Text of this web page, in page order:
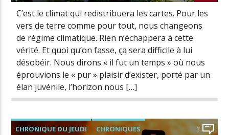
C’est le climat qui redistribuera les cartes. Pour les
vers de terre comme pour tout, nous changeons
de régime climatique. Rien n’échappera à cette
vérité. Et quoi qu’on fasse, ça sera difficile à lui
désobéir. Nous dirons « il fut un temps » où nous
éprouvions le « pur » plaisir d’exister, porté par un
élan juvénile, l’horizon nous […]
CHRONIQUE DU JEUDI CHRONIQUES 1